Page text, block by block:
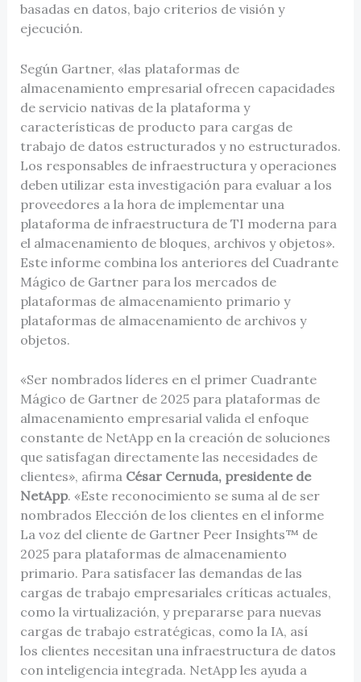
basadas en datos, bajo criterios de visión y
ejecución.
Según Gartner, «las plataformas de
almacenamiento empresarial ofrecen capacidades
de servicio nativas de la plataforma y
características de producto para cargas de
trabajo de datos estructurados y no estructurados.
Los responsables de infraestructura y operaciones
deben utilizar esta investigación para evaluar a los
proveedores a la hora de implementar una
plataforma de infraestructura de TI moderna para
el almacenamiento de bloques, archivos y objetos».
Este informe combina los anteriores del Cuadrante
Mágico de Gartner para los mercados de
plataformas de almacenamiento primario y
plataformas de almacenamiento de archivos y
objetos.
«Ser nombrados líderes en el primer Cuadrante
Mágico de Gartner de 2025 para plataformas de
almacenamiento empresarial valida el enfoque
constante de NetApp en la creación de soluciones
que satisfagan directamente las necesidades de
clientes», afirma César Cernuda, presidente de
NetApp. «Este reconocimiento se suma al de ser
nombrados Elección de los clientes en el informe
La voz del cliente de Gartner Peer Insights™ de
2025 para plataformas de almacenamiento
primario. Para satisfacer las demandas de las
cargas de trabajo empresariales críticas actuales,
como la virtualización, y prepararse para nuevas
cargas de trabajo estratégicas, como la IA, así
los clientes necesitan una infraestructura de datos
con inteligencia integrada. NetApp les ayuda a